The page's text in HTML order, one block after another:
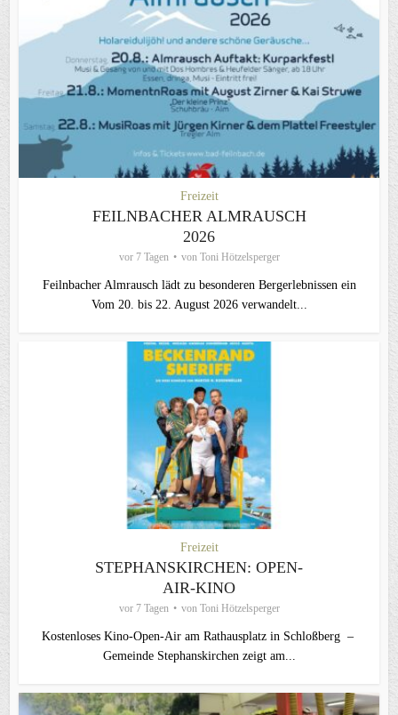
Freizeit
FEILNBACHER ALMRAUSCH
2026
vor 7 Tagen von Toni Hötzelsperger
Feilnbacher Almrausch lädt zu besonderen Bergerlebnissen ein
Vom 20. bis 22. August 2026 verwandelt...
Freizeit
STEPHANSKIRCHEN: OPEN-
AIR-KINO
vor 7 Tagen von Toni Hötzelsperger
Kostenloses Kino-Open-Air am Rathausplatz in Schloßberg –
Gemeinde Stephanskirchen zeigt am...